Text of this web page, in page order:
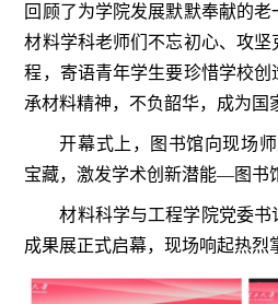
回顾了为学院发展默默奉献的
材料学科老师们不忘初心、攻
程，寄语青年学生要珍惜学校
承材料精神，不负韶华，成为国
开幕式上，图书馆向现场
宝藏，激发学术创新潜能—图书
材料科学与工程学院党委
成果展正式启幕，现场响起热烈